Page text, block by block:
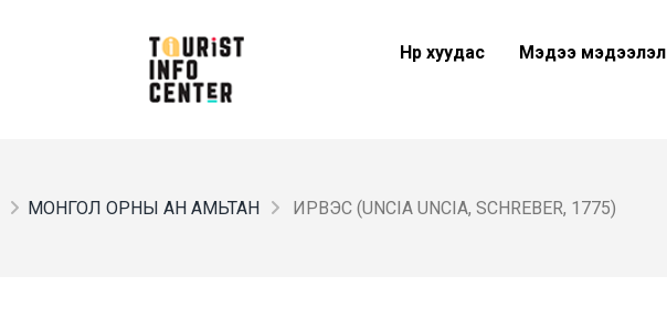
Нүүр хуудас Мэдээ мэдээлэл
МОНГОЛ ОРНЫ АН АМЬТАН ИРВЭС (UNCIA UNCIA, SCHREBER, 1775)